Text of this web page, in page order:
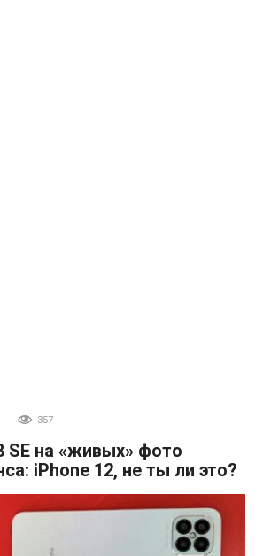
357
SE на «живых» фото
iPhone 12, не ты ли это?